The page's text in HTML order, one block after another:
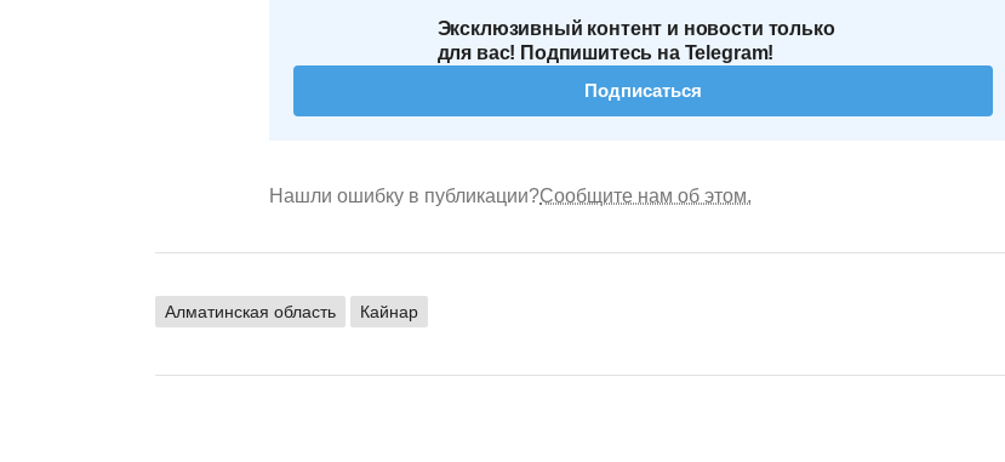
Эксклюзивный контент и новости только
для вас! Подпишитесь на Telegram!
Подписаться
Нашли ошибку в публикации?Сообщите нам об этом.
Алматинская область Кайнар